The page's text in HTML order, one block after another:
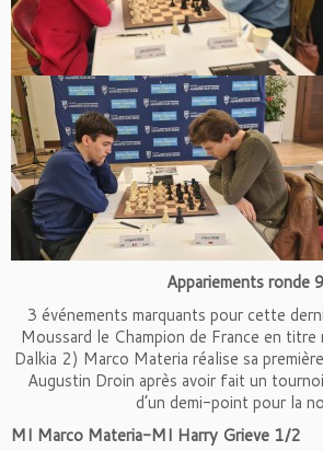
Appariements ronde 9
3 événements marquants pour cette
Moussard le Champion de France en
Dalkia 2) Marco Materia réalise sa
Augustin Droin après avoir fait un
d’un demi-point pour la
MI Marco Materia-MI Harry Grieve 1/2